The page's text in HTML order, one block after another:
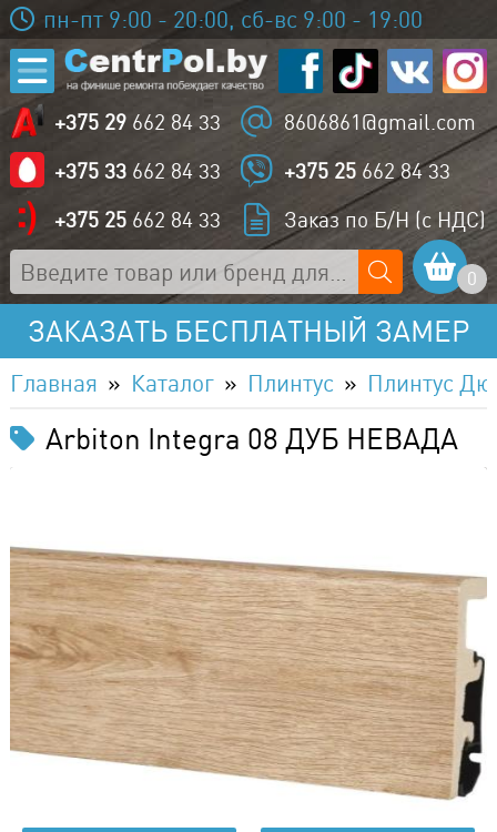
пн-пт 9:00 - 20:00, сб-вс 9:00 - 19:00
+375 29 662 84 33
8606861@gmail.com
+375 33 662 84 33 +375 25 662 84 33
+375 25 662 84 33 Заказ по Б/Н (с НДС)
0
ЗАКАЗАТЬ БЕСПЛАТНЫЙ ЗАМЕР
Главная Каталог Плинтус Плинтус
Arbiton Integra 08 ДУБ НЕВАДА